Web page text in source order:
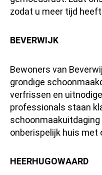
zodat u meer tijd
BEVERWIJK
Bewoners van
grondige
verfrissen en
professionals staan
schoonmaakuitdaging
onberispelijk huis met
HEERHUGOWAARD